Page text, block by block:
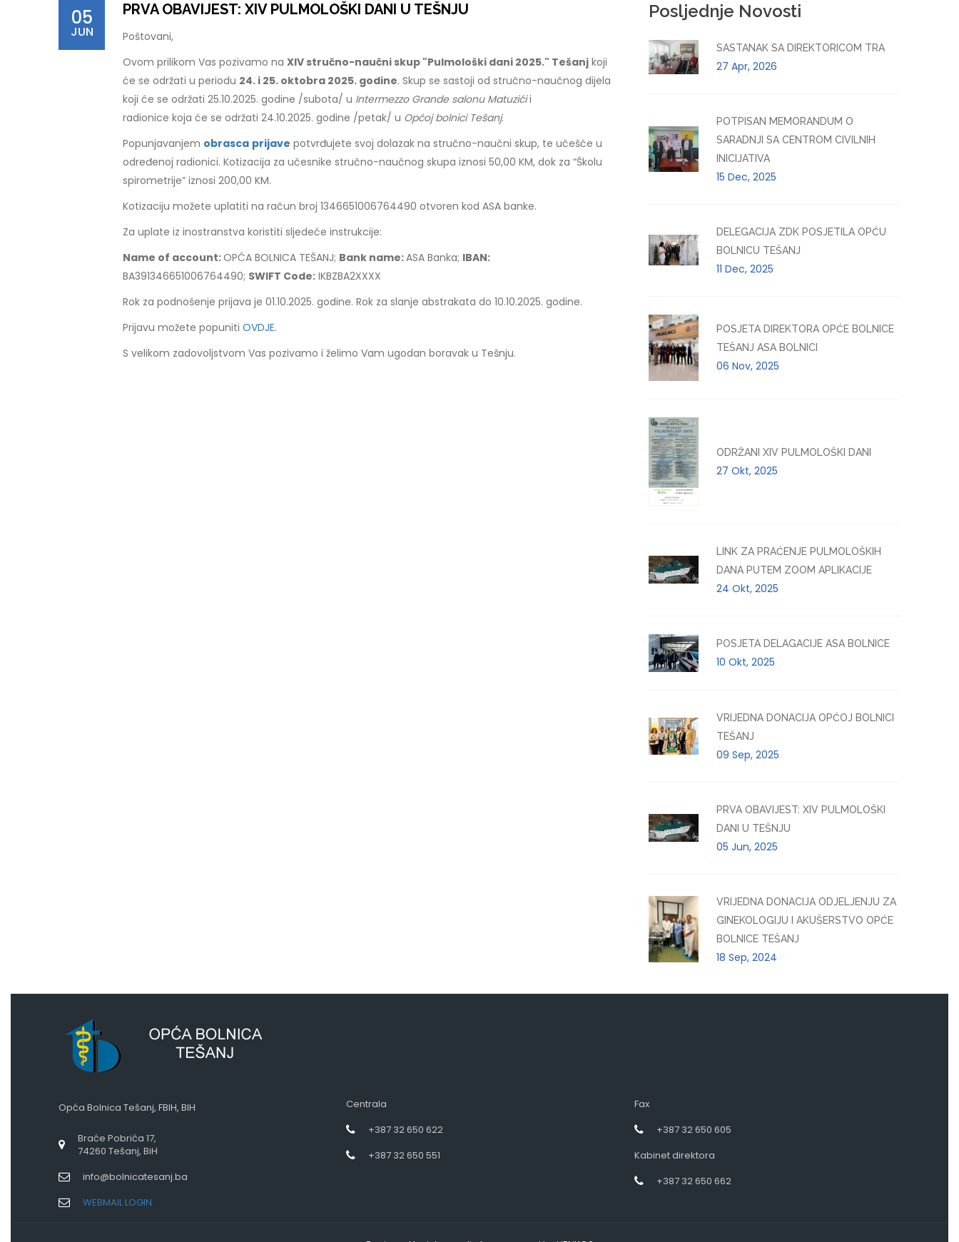
05
JUN
PRVA OBAVIJEST: XIV PULMOLOŠKI DANI U TEŠNJU
Poštovani,
Ovom prilikom Vas pozivamo na XIV stručno-naučni skup "Pulmološki dani 2025." Tešanj koji
će se održati u periodu 24. i 25. oktobra 2025. godine. Skup se sastoji od stručno-naučnog dijela
koji će se održati 25.10.2025. godine /subota/ u Intermezzo Grande salonu Matuzićii
radionice koja će se održati 24.10.2025. godine /petak/ u Općoj bolnici Tešanj.
Popunjavanjem obrasca prijave potvrđujete svoj dolazak na stručno-naučni skup, te učešće u
određenoj radionici. Kotizacija za učesnike stručno-naučnog skupa iznosi 50,00 KM, dok za “Školu
spirometrije” iznosi 200,00 KM.
Kotizaciju možete uplatiti na račun broj 1346651006764490 otvoren kod ASA banke.
Za uplate iz inostranstva koristiti sljedeće instrukcije:
Name of account:OPĆA BOLNICA TEŠANJ; Bank name:ASA Banka; IBAN:
BA391346651006764490; SWIFT Code: IKBZBA2XXXX
Rok za podnošenje prijava je 01.10.2025. godine. Rok za slanje abstrakata do 10.10.2025. godine.
Prijavu možete popuniti OVDJE.
S velikom zadovoljstvom Vas pozivamo i želimo Vam ugodan boravak u Tešnju.
Posljednje Novosti
SASTANAK SA DIREKTORICOM TRA
27 Apr, 2026
POTPISAN MEMORANDUM O
SARADNJI SA CENTROM CIVILNIH
INICIJATIVA
15 Dec, 2025
DELEGACIJA ZDK POSJETILA OPĆU
BOLNICU TEŠANJ
11 Dec, 2025
POSJETA DIREKTORA OPĆE BOLNICE
TEŠANJ ASA BOLNICI
06 Nov, 2025
ODRŽANI XIV PULMOLOŠKI DANI
27 Okt, 2025
LINK ZA PRAĆENJE PULMOLOŠKIH
DANA PUTEM ZOOM APLIKACIJE
24 Okt, 2025
POSJETA DELAGACIJE ASA BOLNICE
10 Okt, 2025
VRIJEDNA DONACIJA OPĆOJ BOLNICI
TEŠANJ
09 Sep, 2025
PRVA OBAVIJEST: XIV PULMOLOŠKI
DANI U TEŠNJU
05 Jun, 2025
VRIJEDNA DONACIJA ODJELJENJU ZA
GINEKOLOGIJU I AKUŠERSTVO OPĆE
BOLNICE TEŠANJ
18 Sep, 2024
Opća Bolnica Tešanj, FBIH, BIH
Braće Pobrića 17,
74260 Tešanj, BiH
info@bolnicatesanj.ba
WEBMAIL LOGIN
Centrala
+387 32 650 622
+387 32 650 551
Fax
+387 32 650 605
Kabinet direktora
+387 32 650 662